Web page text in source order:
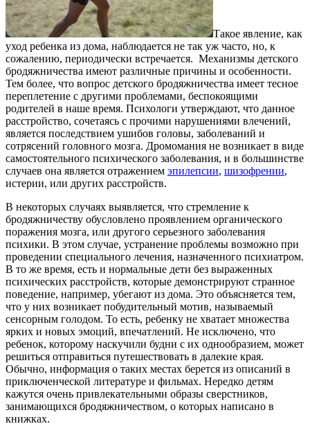
Такое явление, как
уход ребенка из дома, наблюдается не так уж часто, но, к
сожалению, периодически встречается. Механизмы детского
бродяжничества имеют различные причины и особенности.
Тем более, что вопрос детского бродяжничества имеет тесное
переплетение с другими проблемами, беспокоящими
родителей в наше время. Психологи утверждают, что данное
расстройство, сочетаясь с прочими нарушениями влечений,
является последствием ушибов головы, заболеваний и
сотрясений головного мозга. Дромомания не возникает в виде
самостоятельного психического заболевания, и в большинстве
случаев она является отражением эпилепсии, шизофрении,
истерии, или других расстройств.
В некоторых случаях выявляется, что стремление к
бродяжничеству обусловлено проявлением органического
поражения мозга, или другого серьезного заболевания
психики. В этом случае, устранение проблемы возможно при
проведении специального лечения, назначенного психиатром.
В то же время, есть и нормальные дети без выраженных
психических расстройств, которые демонстрируют странное
поведение, например, убегают из дома. Это объясняется тем,
что у них возникает побудительный мотив, называемый
сенсорным голодом. То есть, ребенку не хватает множества
ярких и новых эмоций, впечатлений. Не исключено, что
ребенок, которому наскучили будни с их однообразием, может
решиться отправиться путешествовать в далекие края.
Обычно, информация о таких местах берется из описаний в
приключенческой литературе и фильмах. Нередко детям
кажутся очень привлекательными образы сверстников,
занимающихся бродяжничеством, о которых написано в
книжках.